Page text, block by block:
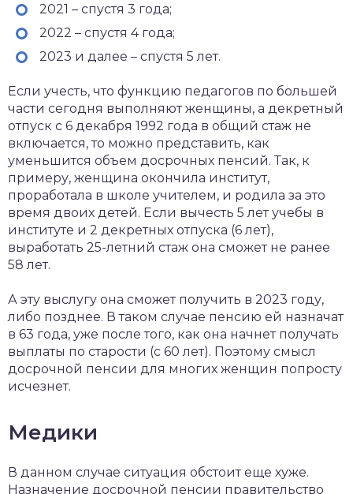
2021 – спустя 3 года;
2022 – спустя 4 года;
2023 и далее – спустя 5 лет.
Если учесть, что функцию педагогов по большей
части сегодня выполняют женщины, а декретный
отпуск с 6 декабря 1992 года в общий стаж не
включается, то можно представить, как
уменьшится объем досрочных пенсий. Так, к
примеру, женщина окончила институт,
проработала в школе учителем, и родила за это
время двоих детей. Если вычесть 5 лет учебы в
институте и 2 декретных отпуска (6 лет),
выработать 25-летний стаж она сможет не ранее
58 лет.
А эту выслугу она сможет получить в 2023 году,
либо позднее. В таком случае пенсию ей назначат
в 63 года, уже после того, как она начнет получать
выплаты по старости (с 60 лет). Поэтому смысл
досрочной пенсии для многих женщин попросту
исчезнет.
Медики
В данном случае ситуация обстоит еще хуже.
Назначение досрочной пенсии правительство